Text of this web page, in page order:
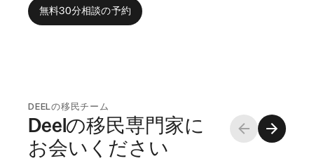
無料30分相談の予約
DEELの移民チーム
Deelの移民専門家に
お会いください